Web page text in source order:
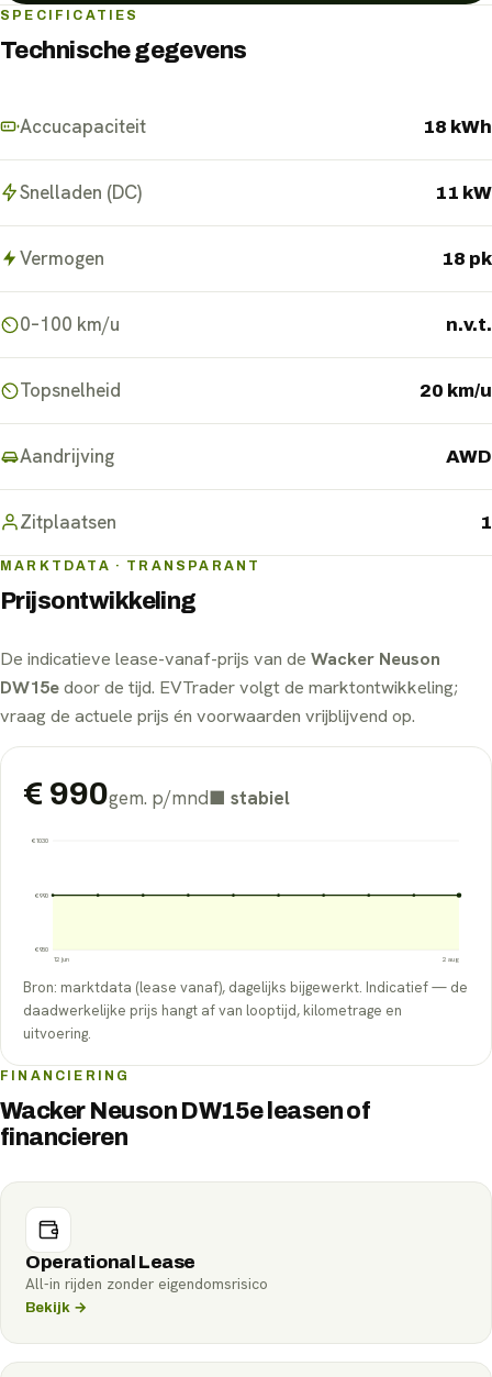
SPECIFICATIES
Technische gegevens
Accucapaciteit 18 kWh
Snelladen (DC) 11 kW
Vermogen 18 pk
0–100 km/u n.v.t.
Topsnelheid 20 km/u
Aandrijving AWD
Zitplaatsen 1
MARKTDATA · TRANSPARANT
Prijsontwikkeling
De indicatieve lease-vanaf-prijs van de Wacker Neuson
DW15edoor de tijd. EVTrader volgt de marktontwikkeling;
vraag de actuele prijs én voorwaarden vrijblijvend op.
€ 990gem. p/mnd■ stabiel
€1030
€990
€950
12 jun
2 aug
Bron: marktdata (lease vanaf), dagelijks bijgewerkt. Indicatief — de
daadwerkelijke prijs hangt af van looptijd, kilometrage en
uitvoering.
FINANCIERING
Wacker Neuson DW15e leasen of
financieren
Operational Lease
All-in rijden zonder eigendomsrisico
Bekijk →